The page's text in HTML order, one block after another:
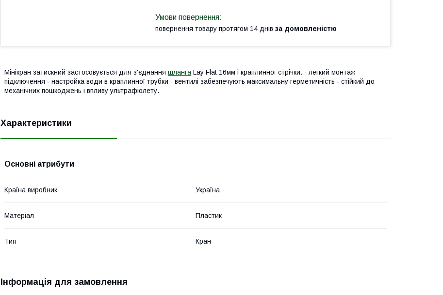
повернення товару протягом 14 днів за домовленістю
Мінікран затискний застосовується для з'єднання шланга Lay Flat 16мм і краплинної стрічки. - легкий монтаж
підключення - настройка води в краплинної трубки - вентилі забезпечують максимальну герметичність - стійкий до
механічних пошкоджень і впливу ультрафіолету.
Характеристики
Основні атрибути
Країна виробник Україна
Матеріал Пластик
Тип Кран
Інформація для замовлення